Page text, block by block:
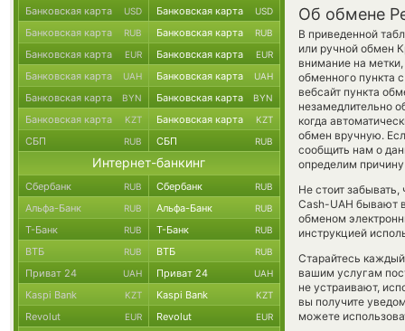
Об обмене
В приведенной
или ручной обмен
внимание на
обменного пункта
вебсайт пункта
незамедлительно
когда
обмен вручную.
сообщить нам о
определим
Не стоит
Cash-UAH бывают
обменом
инструкцией
Старайтесь
вашим услугам
не устраивают,
вы получите
можете
Банковская карта USD Банковская карта USD
Банковская карта RUB Банковская карта RUB
Банковская карта EUR Банковская карта EUR
Банковская карта UAH Банковская карта UAH
Банковская карта BYN Банковская карта BYN
Банковская карта KZT Банковская карта KZT
СБП RUB СБП RUB
Интернет-банкинг
Сбербанк RUB Сбербанк RUB
Альфа-Банк RUB Альфа-Банк RUB
Т-Банк RUB Т-Банк RUB
ВТБ RUB ВТБ RUB
Приват 24 UAH Приват 24 UAH
Kaspi Bank KZT Kaspi Bank KZT
Revolut EUR Revolut EUR